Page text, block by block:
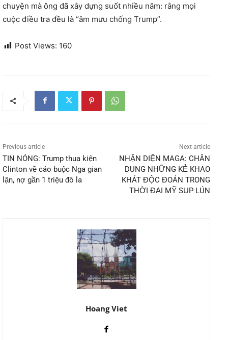
chuyện mà ông đã xây dựng suốt nhiều năm: rằng mọi
cuộc điều tra đều là “âm mưu chống Trump”.
Post Views: 160
Previous article
TIN NÓNG: Trump thua kiện
Clinton về cáo buộc Nga gian
lận, nợ gần 1 triệu đô la
Next article
NHẬN DIỆN MAGA: CHÂN
DUNG NHỮNG KẺ KHAO
KHÁT ĐỘC ĐOÁN TRONG
THỜI ĐẠI MỸ SỤP LÚN
Hoang Viet